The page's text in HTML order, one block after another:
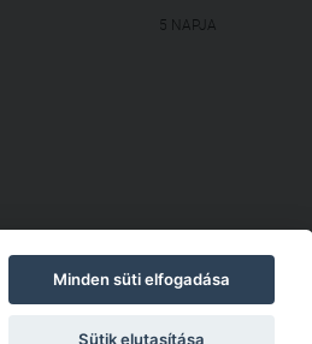
5 NAPJA
SZABÁLYZATMinden süti elfogadása
Sütik elutasítása